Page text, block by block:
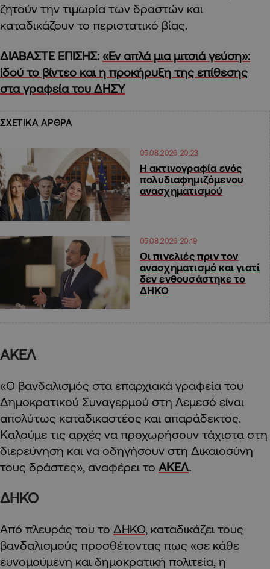
ζητούν την τιμωρία των δραστών και
καταδικάζουν το περιστατικό βίας.
ΔΙΑΒΑΣΤΕ ΕΠΙΣΗΣ: «Εν απλά μια μιτσιά γεύση»:
Ιδού το βίντεο και η προκήρυξη της επίθεσης
στα γραφεία του ΔΗΣΥ
ΣΧΕΤΙΚΑ ΑΡΘΡΑ
05.08.2026 20:23
Η ακτινογραφία ενός
πολυδιαφημιζόμενου
ανασχηματισμού
05.08.2026 20:19
Οι πινελιές πριν τον
ανασχηματισμό και γιατί
δεν ενθουσάστηκε το
ΔΗΚΟ
ΑΚΕΛ
«Ο βανδαλισμός στα επαρχιακά γραφεία του
Δημοκρατικού Συναγερμού στη Λεμεσό είναι
απολύτως καταδικαστέος και απαράδεκτος.
Καλούμε τις αρχές να προχωρήσουν τάχιστα στη
διερεύνηση και να οδηγήσουν στη Δικαιοσύνη
τους δράστες», αναφέρει το ΑΚΕΛ.
ΔΗΚΟ
Από πλευράς του το ΔΗΚΟ, καταδικάζει τους
βανδαλισμούς προσθέτοντας πως «σε κάθε
ευνομούμενη και δημοκρατική πολιτεία, η